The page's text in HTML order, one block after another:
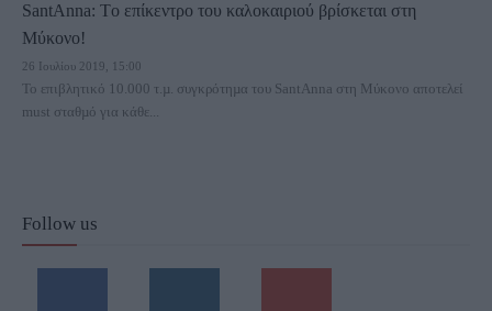
SantAnna: Tο επίκεντρο του καλοκαιριού βρίσκεται στη
Μύκονο!
26 Ιουλίου 2019, 15:00
Το επιβλητικό 10.000 τ.µ. συγκρότηµα του SantAnna στη Μύκονο αποτελεί
must σταθµό για κάθε...
Follow us